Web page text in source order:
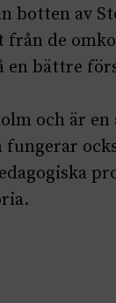
botten av
de
bättre
och är